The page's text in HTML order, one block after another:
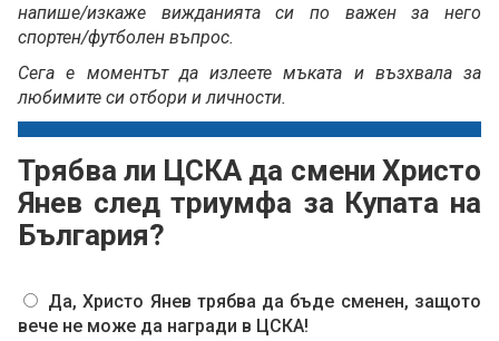
напише/изкаже вижданията си по важен за него
спортен/футболен въпрос.
Сега е моментът да излеете мъката и възхвала за
любимите си отбори и личности.
Трябва ли ЦСКА да смени Христо
Янев след триумфа за Купата на
България?
Да, Христо Янев трябва да бъде сменен, защото
вече не може да награди в ЦСКА!